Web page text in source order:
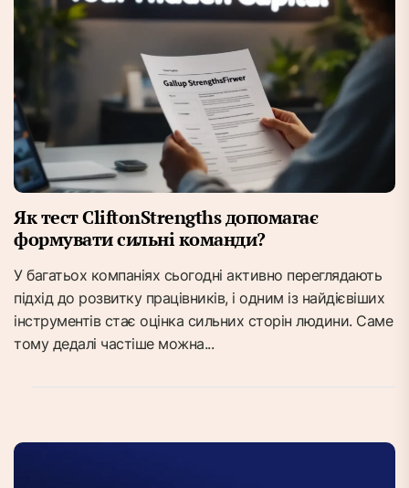
Як тест CliftonStrengths допомагає
формувати сильні команди?
У багатьох компаніях сьогодні активно переглядають
підхід до розвитку працівників, і одним із найдієвіших
інструментів стає оцінка сильних сторін людини. Саме
тому дедалі частіше можна...